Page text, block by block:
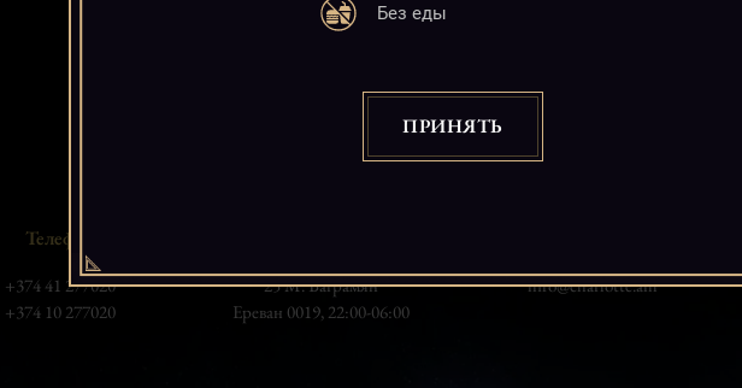
Без еды
ПРИНЯТЬ
Телефон
+374 41 277020
+374 10 277020
25 М. Баграмян
Ереван 0019, 22:00-06:00
info@charlotte.am